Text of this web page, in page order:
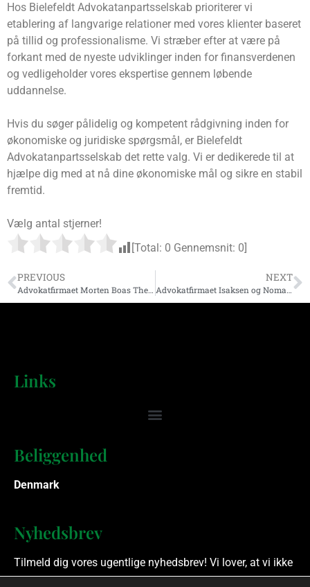
Hos Bielefeldt Advokatanpartsselskab prioriterer vi
etablering af langvarige relationer med vores klienter baseret
på tillid og professionalisme. Vi stræber efter at være på
forkant med de nyeste udviklinger inden for finansverdenen
og vedligeholder vores ekspertise gennem løbende
uddannelse.
Hvis du søger pålidelig og kompetent rådgivning inden for
økonomiske og juridiske spørgsmål, er Bielefeldt
Advokatanpartsselskab det rette valg. Vi er dedikerede til at
hjælpe dig med at nå dine økonomiske mål og sikre en stabil
fremtid.
Vælg antal stjerner!
[Total: 0 Gennemsnit: 0
PREVIOUS
Advokatfirmaet Morten Boas Therkildsen
NEXT
Advokatfirmaet Isaksen og Nomanni, Odder ApS
Links
Beliggenhed
Denmark
Nyhedsbrev
Tilmeld dig vores ugentlige nyhedsbrev! Vi lover, at vi ikke
spammer.